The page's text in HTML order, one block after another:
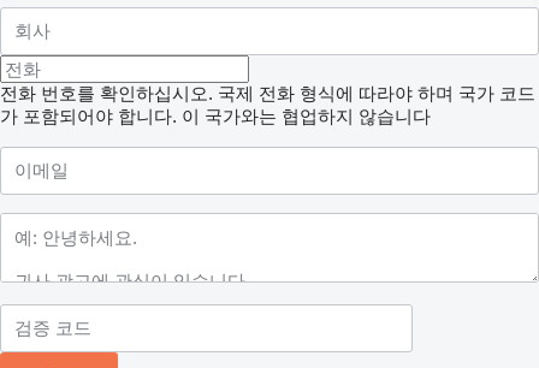
전화 번호를 확인하십시오. 국제 전화 형식에 따라야 하며 국가 코드
가 포함되어야 합니다. 이 국가와는 협업하지 않습니다